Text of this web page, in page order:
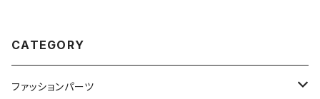
CATEGORY
ファッションパーツ